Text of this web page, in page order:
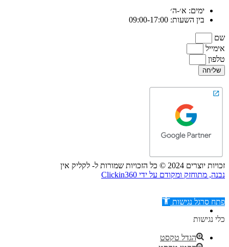
ימים: א׳-ה׳
בין השעות: 09:00-17:00
שם
אימייל
טלפון
שליחה
זכויות יוצרים 2024 © כל הזכויות שמורות ל- לקליק אין
נבנה, מתוחזק ומקודם על ידי Clickin360
פתח סרגל נגישות
כלי נגישות
הגדל טקסט